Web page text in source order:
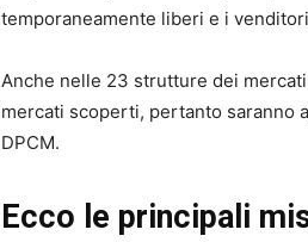
temporaneamente liberi e i
Anche nelle 23 strutture dei
mercati scoperti, pertanto saranno
DPCM.
Ecco le principali